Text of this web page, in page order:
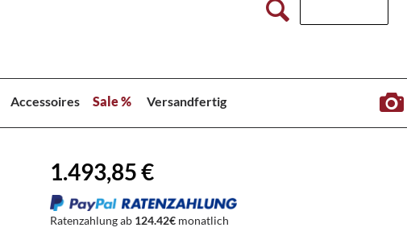
Accessoires Sale % Versandfertig
1.493,85 €
Ratenzahlung ab 124.42€ monatlich